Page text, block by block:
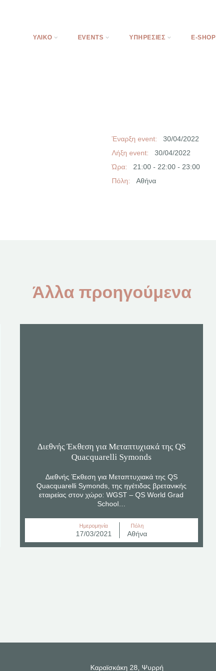
ΥΛΙΚΌ EVENTS ΥΠΗΡΕΣΊΕΣ E-SHOP
Έναρξη event:
30/04/2022
Λήξη event:
30/04/2022
Ώρα:
21:00 - 22:00 - 23:00
Πόλη:
Αθήνα
Άλλα προηγούμενα
Διεθνής Έκθεση για Μεταπτυχιακά της QS
Quacquarelli Symonds
Διεθνής Έκθεση για Μεταπτυχιακά της QS
Quacquarelli Symonds, της ηγέτιδας βρετανικής
εταιρείας στον χώρο: WGST – QS World Grad
School…
Ημερομηνία
17/03/2021
Πόλη
Αθήνα
Καραϊσκάκη 28, Ψυρρή